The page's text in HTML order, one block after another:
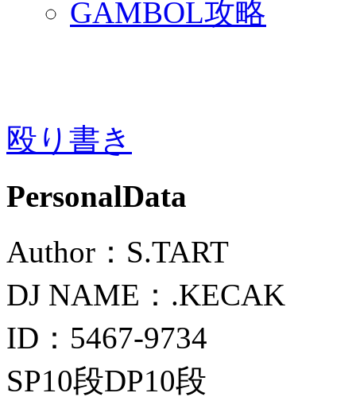
GAMBOL攻略
殴り書き
PersonalData
Author：S.TART
DJ NAME：.KECAK
ID：5467-9734
SP10段DP10段